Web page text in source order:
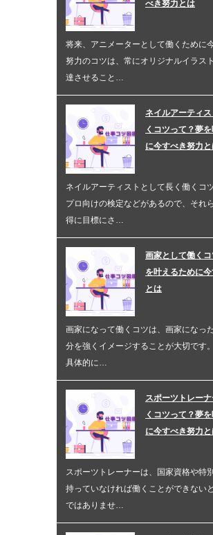
べき努力とは
将来、アニメーターとして働くために
努力のコツは、常にオリジナルイラス
達させること…
ネイルアーティ
くコツって？夢
に今すべき努力
ネイルアーティストとして長く働くコ
プロ向けの検定などがあるので、それ
得に目標にさ…
画家として働く
を叶えるために
とは
画家になって働くコツは、画家になっ
分を強くイメージすることが大切です
具体的に…
スポーツトレー
くコツって？夢
に今すべき努力
スポーツトレーナーは、国家資格や特
持っていなければ働くことができない
ではありませ…